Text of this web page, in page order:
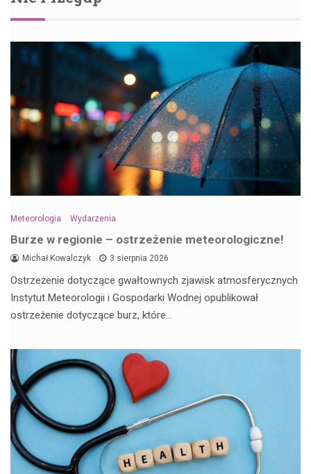
Meteorologia Wydarzenia
Burze w regionie – ostrzeżenie meteorologiczne!
Michał Kowalczyk 3 sierpnia 2026
Ostrzeżenie dotyczące gwałtownych zjawisk atmosferycznych
Instytut Meteorologii i Gospodarki Wodnej opublikował
ostrzeżenie dotyczące burz, które…